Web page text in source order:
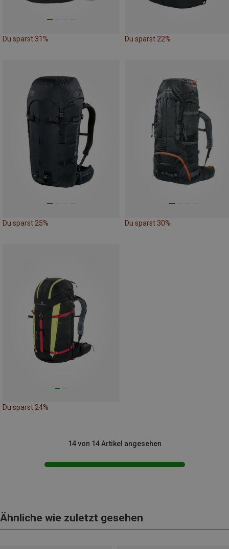
Du sparst 31% Du sparst 22%
Du sparst 25% Du sparst 30%
Du sparst 24%
14 von 14 Artikel angesehen
Ähnliche wie zuletzt gesehen